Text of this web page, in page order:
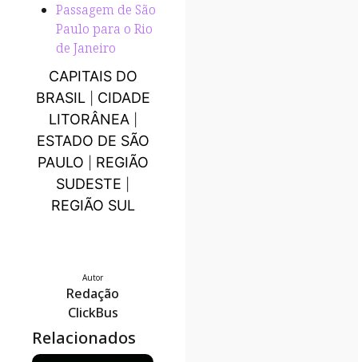
Passagem de São
Paulo para o Rio
de Janeiro
CAPITAIS DO
BRASIL| CIDADE
LITORÂNEA|
ESTADO DE SÃO
PAULO
REGIÃO
SUDESTE
REGIÃO SUL
Autor
Redação
ClickBus
Relacionados